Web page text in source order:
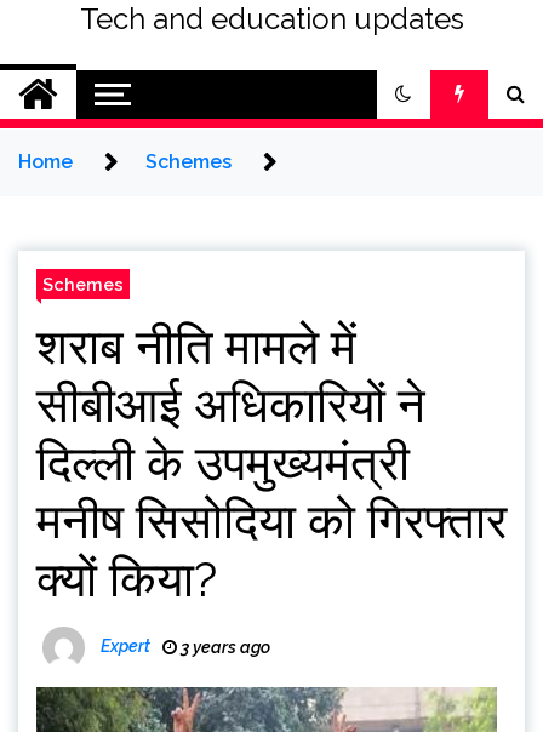
Tech and education updates
Home Schemes
Schemes
शराब नीति मामले में
सीबीआई अधिकारियों ने
दिल्ली के उपमुख्यमंत्री
मनीष सिसोदिया को गिरफ्तार
क्यों किया?
Expert 3 years ago